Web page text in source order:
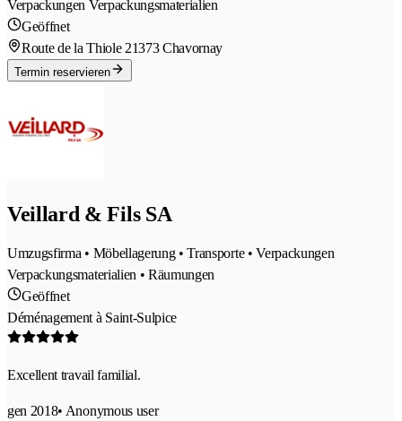
Verpackungen Verpackungsmaterialien
Geöffnet
Route de la Thiole 21373 Chavornay
Termin reservieren
Veillard & Fils SA
Umzugsfirma • Möbellagerung • Transporte • Verpackungen
Verpackungsmaterialien • Räumungen
Geöffnet
Déménagement à Saint-Sulpice
Excellent travail familial.
gen 2018• Anonymous user